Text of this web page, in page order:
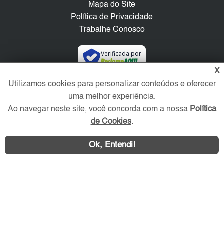
Mapa do Site
Política de Privacidade
Trabalhe Conosco
Verificada por
Redes Sociais
X
Utilizamos cookies para personalizar conteúdos e oferecer
uma melhor experiência.
Ao navegar neste site, você concorda com a nossa Política
de Cookies.
Ok, Entendi!